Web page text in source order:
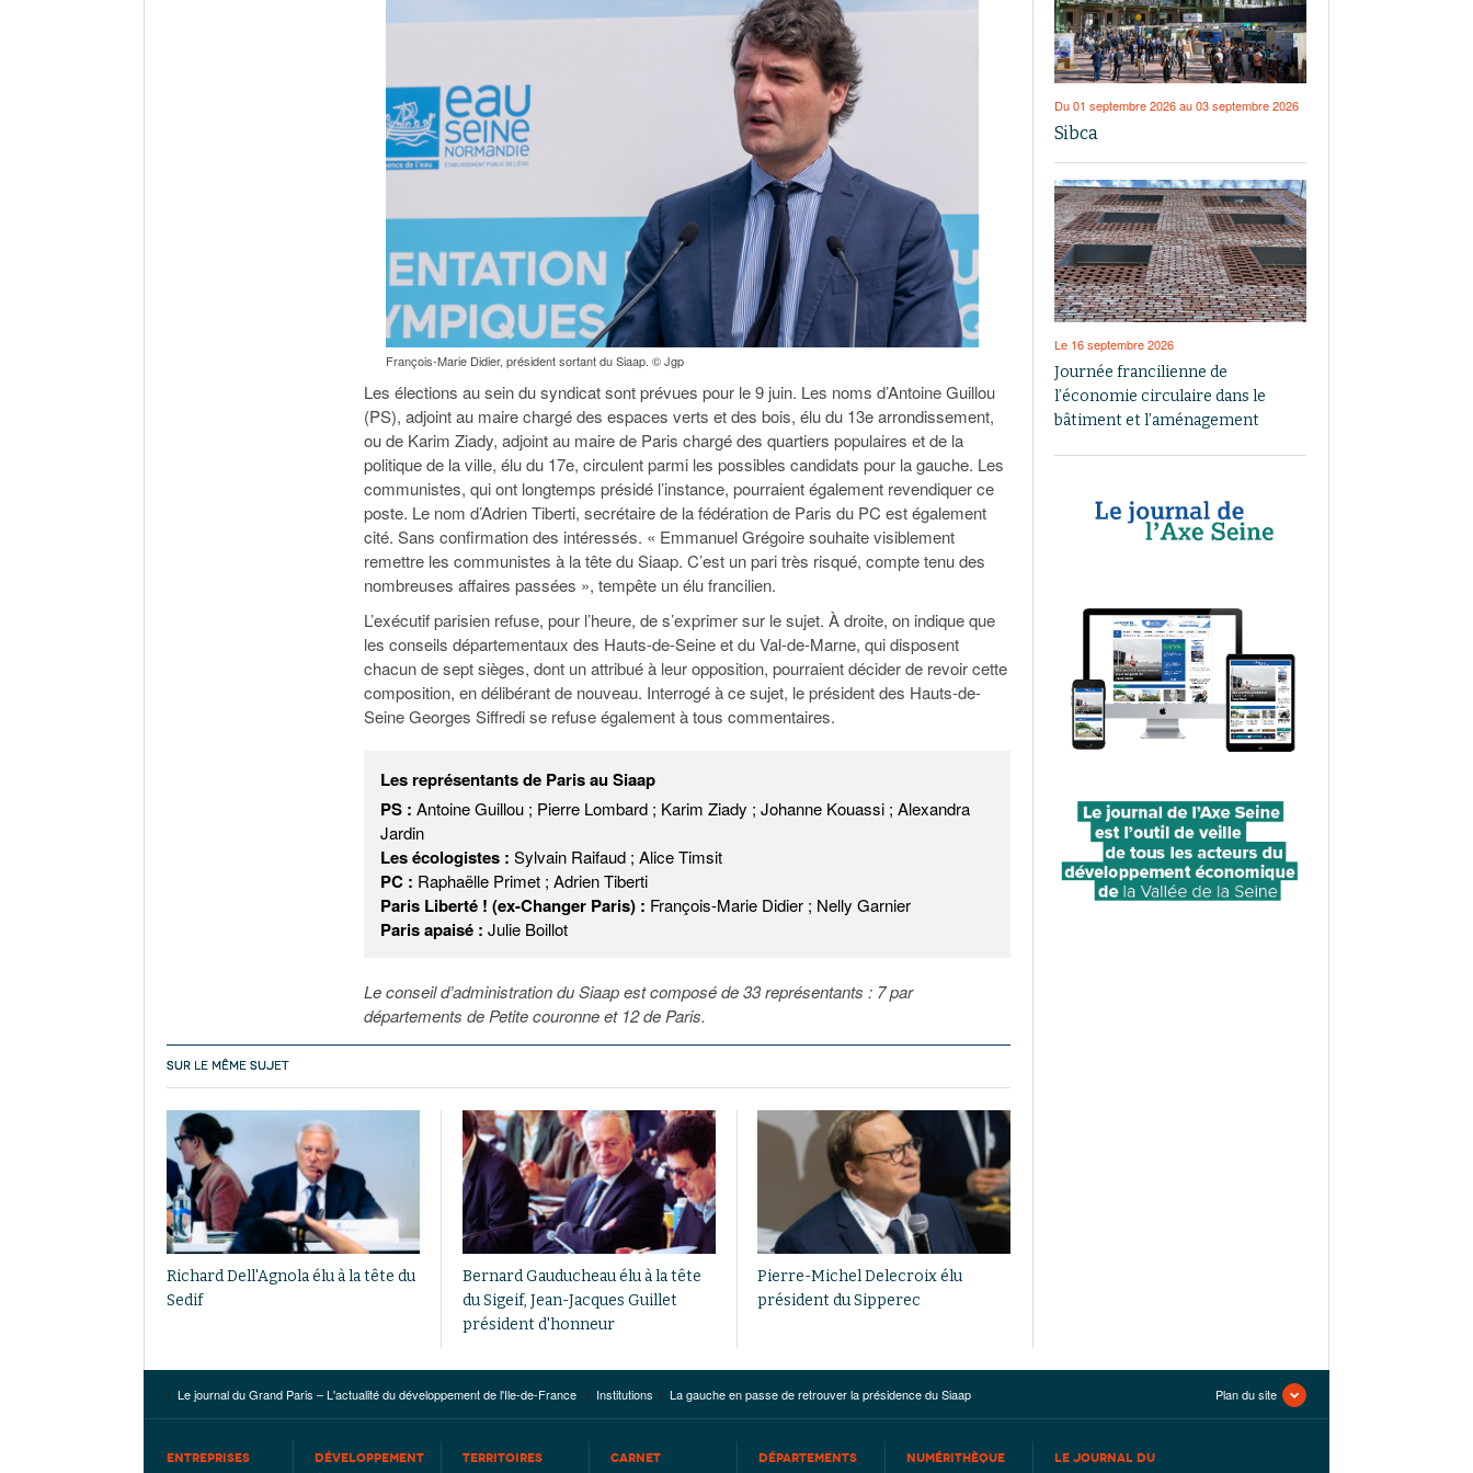
François-Marie Didier, président sortant du Siaap. © Jgp
Les élections au sein du syndicat sont prévues pour le 9 juin. Les noms d’Antoine Guillou
(PS), adjoint au maire chargé des espaces verts et des bois, élu du 13e arrondissement,
ou de Karim Ziady, adjoint au maire de Paris chargé des quartiers populaires et de la
politique de la ville, élu du 17e, circulent parmi les possibles candidats pour la gauche. Les
communistes, qui ont longtemps présidé l’instance, pourraient également revendiquer ce
poste. Le nom d’Adrien Tiberti, secrétaire de la fédération de Paris du PC est également
cité. Sans confirmation des intéressés. « Emmanuel Grégoire souhaite visiblement
remettre les communistes à la tête du Siaap. C’est un pari très risqué, compte tenu des
nombreuses affaires passées », tempête un élu francilien.
L’exécutif parisien refuse, pour l’heure, de s’exprimer sur le sujet. À droite, on indique que
les conseils départementaux des Hauts-de-Seine et du Val-de-Marne, qui disposent
chacun de sept sièges, dont un attribué à leur opposition, pourraient décider de revoir cette
composition, en délibérant de nouveau. Interrogé à ce sujet, le président des Hauts-de-
Seine Georges Siffredi se refuse également à tous commentaires.
Les représentants de Paris au Siaap
PS : Antoine Guillou ; Pierre Lombard ; Karim Ziady ; Johanne Kouassi ; Alexandra
Jardin
Les écologistes : Sylvain Raifaud ; Alice Timsit
PC : Raphaëlle Primet ; Adrien Tiberti
Paris Liberté ! (ex-Changer Paris) : François-Marie Didier ; Nelly Garnier
Paris apaisé : Julie Boillot
Le conseil d’administration du Siaap est composé de 33 représentants : 7 par
départements de Petite couronne et 12 de Paris.
SUR LE MÊME SUJET
Richard Dell'Agnola élu à la tête du
Sedif
Bernard Gauducheau élu à la tête
du Sigeif, Jean-Jacques Guillet
président d'honneur
Pierre-Michel Delecroix élu
président du Sipperec
Du 01 septembre 2026 au 03 septembre 2026
Sibca
Le 16 septembre 2026
Journée francilienne de
l’économie circulaire dans le
bâtiment et l’aménagement
Le journal du Grand Paris – L'actualité du développement de l'Ile-de-France Institutions La gauche en passe de retrouver la présidence du Siaap Plan du site
ENTREPRISES
DÉVELOPPEMENT
TERRITOIRES CARNET DÉPARTEMENTS NUMÉRITHÈQUE
LE JOURNAL DU